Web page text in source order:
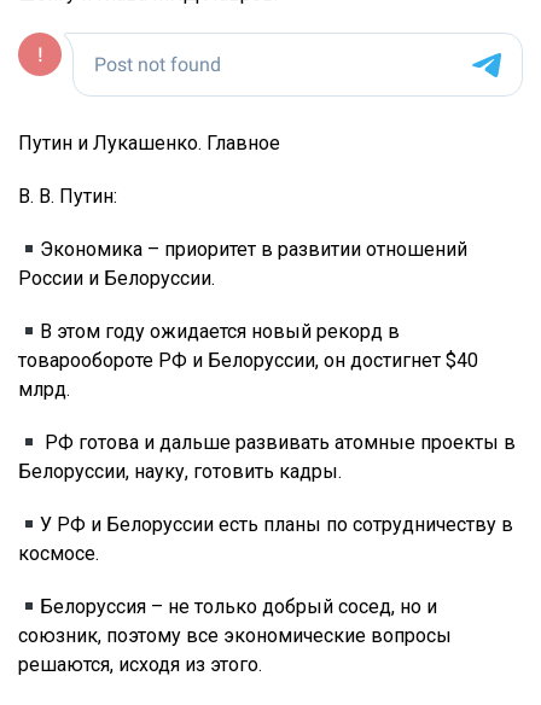
Путин и Лукашенко. Главное
В. В. Путин:
Экономика – приоритет в развитии отношений
России и Белоруссии.
В этом году ожидается новый рекорд в
товарообороте РФ и Белоруссии, он достигнет $40
млрд.
РФ готова и дальше развивать атомные проекты в
Белоруссии, науку, готовить кадры.
У РФ и Белоруссии есть планы по сотрудничеству в
космосе.
Белоруссия – не только добрый сосед, но и
союзник, поэтому все экономические вопросы
решаются, исходя из этого.